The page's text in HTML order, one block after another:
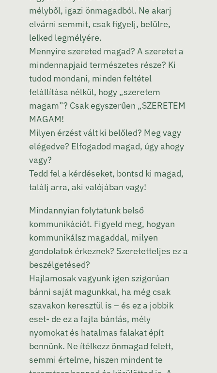
mélyből, igazi önmagadból. Ne akarj
elvárni semmit, csak figyelj, belülre,
lelked legmélyére.
Mennyire szereted magad? A szeretet a
mindennapjaid természetes része? Ki
tudod mondani, minden feltétel
felállítása nélkül, hogy „szeretem
magam”? Csak egyszerűen „SZERETEM
MAGAM!
Milyen érzést vált ki belőled? Meg vagy
elégedve? Elfogadod magad, úgy ahogy
vagy?
Tedd fel a kérdéseket, bontsd ki magad,
találj arra, aki valójában vagy!
Mindannyian folytatunk belső
kommunikációt. Figyeld meg, hogyan
kommunikálsz magaddal, milyen
gondolatok érkeznek? Szeretetteljes ez a
beszélgetésed?
Hajlamosak vagyunk igen szigorúan
bánni saját magunkkal, ha még csak
szavakon keresztül is – és ez a jobbik
eset- de ez a fajta bántás, mély
nyomokat és hatalmas falakat épít
bennünk. Ne ítélkezz önmagad felett,
semmi értelme, hiszen mindent te